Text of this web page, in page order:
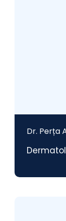
Dr. Perța